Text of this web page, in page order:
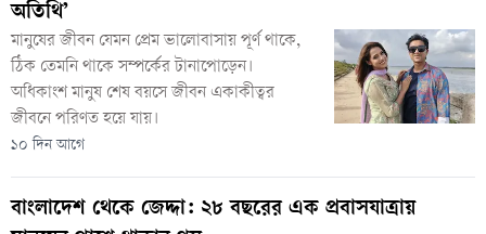
অতিথি’
মানুষের জীবন যেমন প্রেম ভালোবাসায় পূর্ণ থাকে,
ঠিক তেমনি থাকে সম্পর্কের টানাপোড়েন।
অধিকাংশ মানুষ শেষ বয়সে জীবন একাকীত্বর
জীবনে পরিণত হয়ে যায়।
১০ দিন আগে
বাংলাদেশ থেকে জেদ্দা: ২৮ বছরের এক প্রবাসযাত্রায়